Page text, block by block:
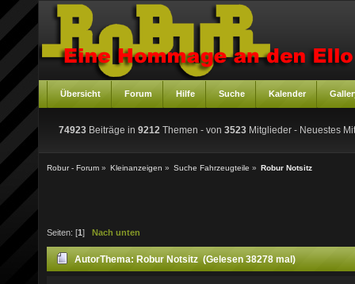
Übersicht Forum Hilfe Suche Kalender
74923 Beiträge in 9212 Themen - von 3523 Mitglieder - Neuestes
Robur - Forum » Kleinanzeigen » Suche Fahrzeugteile » Robur Notsitz
Seiten: [1 ] Nach unten
AutorThema: Robur Notsitz (Gelesen 38278 mal)